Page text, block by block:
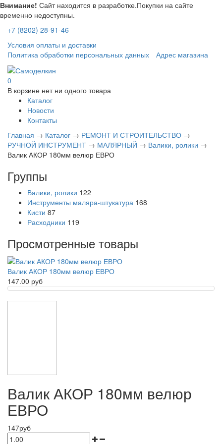
Внимание! Сайт находится в разработке.Покупки на сайте
временно недоступны.
+7 (8202) 28-91-46
Условия оплаты и доставки
Политика обработки персональных данных
Адрес магазина
0
В корзине нет ни одного товара
Каталог
Новости
Контакты
Главная → Каталог → РЕМОНТ И СТРОИТЕЛЬСТВО →
РУЧНОЙ ИНСТРУМЕНТ → МАЛЯРНЫЙ → Валики, ролики →
Валик АКОР 180мм велюр ЕВРО
Группы
Валики, ролики 122
Инструменты маляра-штукатура 168
Кисти 87
Расходники 119
Просмотренные товары
Валик АКОР 180мм велюр ЕВРО
147.00 руб
Валик АКОР 180мм велюр
ЕВРО
147руб